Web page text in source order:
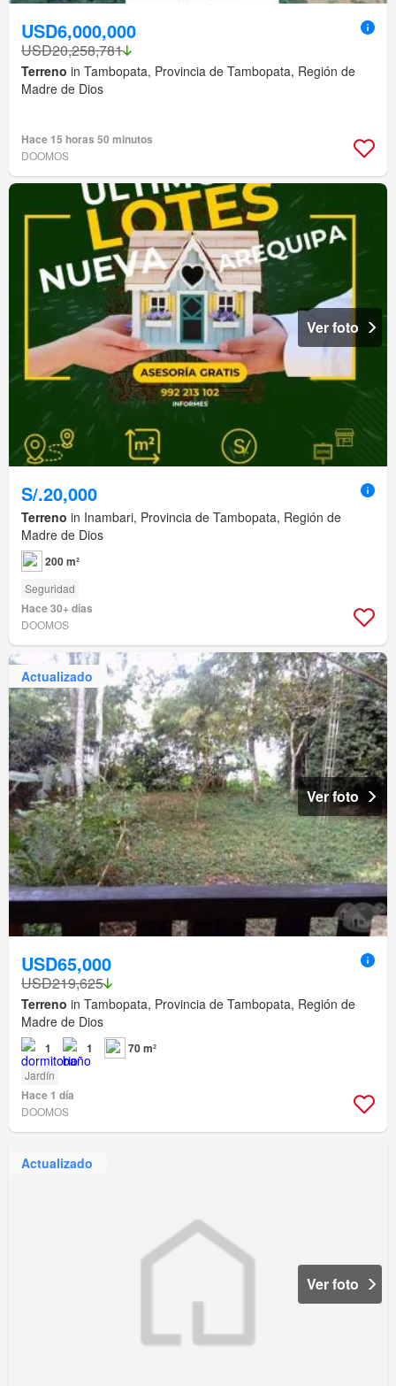
USD6,000,000
USD20,258,781
Terreno in Tambopata, Provincia de Tambopata, Región de
Madre de Dios
Hace 15 horas 50 minutos
DOOMOS
Ver foto
S/.20,000
Terreno in Inambari, Provincia de Tambopata, Región de
Madre de Dios
200 m²
Seguridad
Hace 30+ días
DOOMOS
Actualizado
Ver foto
USD65,000
USD219,625
Terreno in Tambopata, Provincia de Tambopata, Región de
Madre de Dios
1 1 70 m²
Jardín
Hace 1 día
DOOMOS
Actualizado
Ver foto